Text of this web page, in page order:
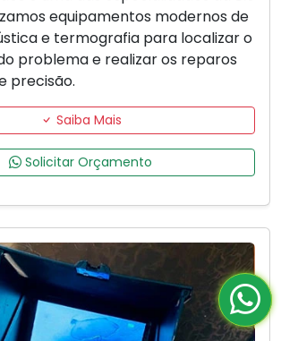
equipamentos modernos de
e termografia para localizar o
problema e realizar os reparos
precisão.
Saiba Mais
Solicitar Orçamento